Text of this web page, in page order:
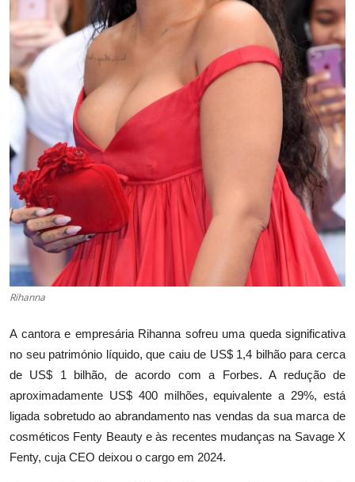
Rihanna
A cantora e empresária Rihanna sofreu uma queda significativa
no seu património líquido, que caiu de US$ 1,4 bilhão para cerca
de US$ 1 bilhão, de acordo com a Forbes. A redução de
aproximadamente US$ 400 milhões, equivalente a 29%, está
ligada sobretudo ao abrandamento nas vendas da sua marca de
cosméticos Fenty Beauty e às recentes mudanças na Savage X
Fenty, cuja CEO deixou o cargo em 2024.